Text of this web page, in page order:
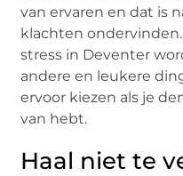
van ervaren en dat is
klachten
stress in Deventer
andere en leukere
ervoor kiezen als je
van hebt.
Haal niet te